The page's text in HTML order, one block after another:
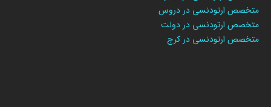
متخصص ارتودنسی در دروس
متخصص ارتودنسی در دولت
متخصص ارتودنسی در کرج